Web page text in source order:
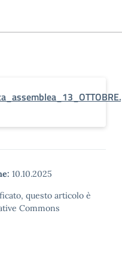
10.10.2025
questo articolo è
Commons